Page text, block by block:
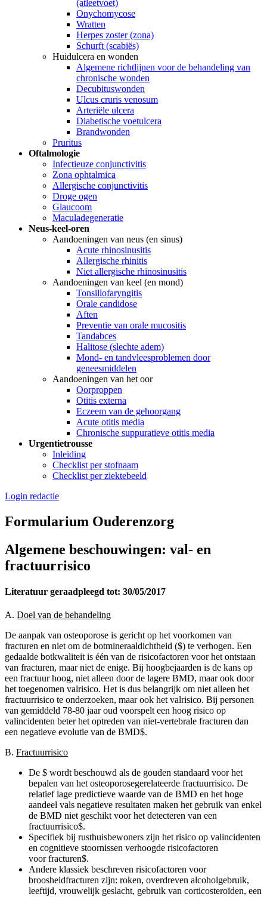
(atleetvoet)
Onychomycose
Wratten
Herpes zoster (zona)
Schurft (scabiës)
Huidulcera en wonden
Algemene richtlijnen voor de behandeling van
chronische wonden
Decubituswonden
Ulcus cruris venosum
Arteriële ulcera
Diabetische voetulcera
Brandwonden
Pruritus
Oftalmologie
Infectieuze conjunctivitis
Zona ophtalmica
Allergische conjunctivitis
Droge ogen
Glaucoom
Maculadegeneratie
Neus-keel-oren
Aandoeningen van neus (en sinus)
Acute rhinosinusitis
Allergische rhinitis
Niet allergische rhinosinusitis
Aandoeningen van keel (en mond)
Tonsillofaryngitis
Orale candidose
Aften
Preventie van orale mucositis
Tandabces
Halitose (slechte adem)
Mond- en tandvleesproblemen door
geneesmiddelen
Aandoeningen van het oor
Oorproppen
Otitis externa
Eczeem van de gehoorgang
Acute otitis media
Chronische suppuratieve otitis media
Urgentietrousse
Inleiding
Checklist per stofnaam
Checklist per ziektebeeld
Login redactie
Formularium Ouderenzorg
Algemene beschouwingen: val- en
fractuurrisico
Literatuur geraadpleegd tot: 30/05/2017
A. Doel van de behandeling
De aanpak van osteoporose is gericht op het voorkomen van
fracturen en niet om de botmineraaldichtheid ($) te verhogen. Een
gedaalde botkwaliteit is één van de risicofactoren voor het ontstaan
van fracturen, maar niet de enige. Bij hoogbejaarden is de kans op
een fractuur hoog, niet alleen door de lagere BMD, maar ook door
het toegenomen valrisico. Het is dus belangrijk om niet alleen het
fractuurrisico te onderzoeken, maar ook het valrisico. Bij personen
van gemiddeld 78-80 jaar oud voorspelt een hoog risico op
valincidenten beter het optreden van niet-vertebrale fracturen dan
een negatieve evolutie van de BMD$​​​​​​​​​​.
B. Fractuurrisico
De $ wordt beschouwd als de gouden standaard voor het
bepalen van het osteoporosegerelateerde fractuurrisico. De
relatief lage predictieve waarde van de BMD en het hoge
aandeel vals negatieve resultaten maken het gebruik van enkel
de BMD niet geschikt voor het detecteren van een
fractuurrisico$​​​​​​​​​​​​​​​​​​​​​​​​​​​​​​​​​​.
Specifiek bij rusthuisbewoners zijn het risico op valincidenten
en cognitieve stoornissen verhoogde risicofactoren
voor fracturen$​​​​​​​​​​.
Andere klassiek beschreven risicofactoren voor
broosheidfracturen zijn: roken, overdreven alcoholgebruik,
leeftijd, vrouwelijk geslacht, gebruik van corticosteroïden, een